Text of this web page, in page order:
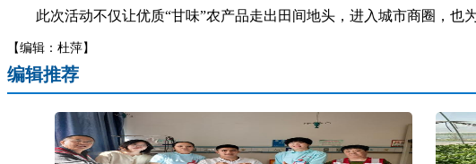
此次活动不仅让优质“甘味”农产品走出田间地头，进入城市商圈，也
【编辑：杜萍】
编辑推荐